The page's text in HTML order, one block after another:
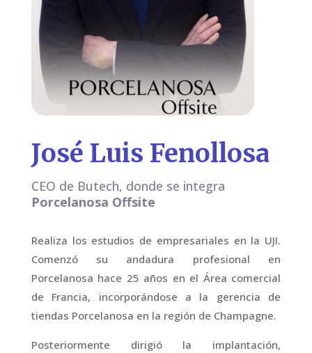
José Luis Fenollosa
CEO de Butech, donde se integra
Porcelanosa Offsite
Realiza los estudios de empresariales en la UJI.
Comenzó su andadura profesional en
Porcelanosa hace 25 años en el Área comercial
de Francia, incorporándose a la gerencia de
tiendas Porcelanosa en la región de Champagne.
Posteriormente dirigió la implantación,